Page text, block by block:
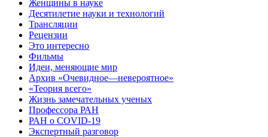
Женщины в науке
Десятилетие науки и технологий
Трансляции
Рецензии
Это интересно
Фильмы
Идеи, меняющие мир
Архив «Очевидное—невероятное»
«Теория всего»
Жизнь замечательных ученых
Профессора РАН
РАН о COVID-19
Экспертный разговор